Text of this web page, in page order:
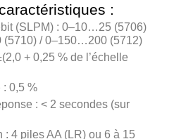
:
(SLPM) : 0–10…25 (5706)
/ 0–150…200 (5712)
+ 0,25 % de l’échelle
: 0,5 %
: < 2 secondes (sur
: 4 piles AA (LR) ou 6 à 15